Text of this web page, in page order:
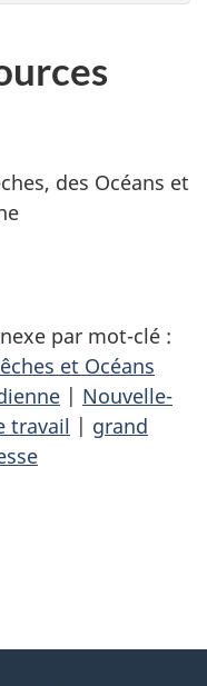
des Océans et
par mot-clé :
et Océans
| Nouvelle-
travail | grand